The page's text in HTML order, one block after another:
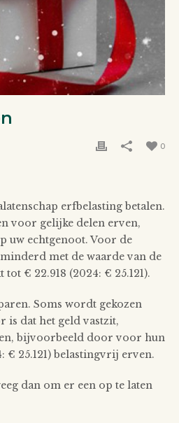
0
erfbelasting betalen.
voor gelijke delen erven,
uw echtgenoot. Voor de
met de waarde van de
€ 22.918 (2024: € 25.121).
Soms wordt gekozen
is dat het geld vastzit,
bijvoorbeeld door voor hun
€ 25.121) belastingvrij erven.
dan om er een op te laten